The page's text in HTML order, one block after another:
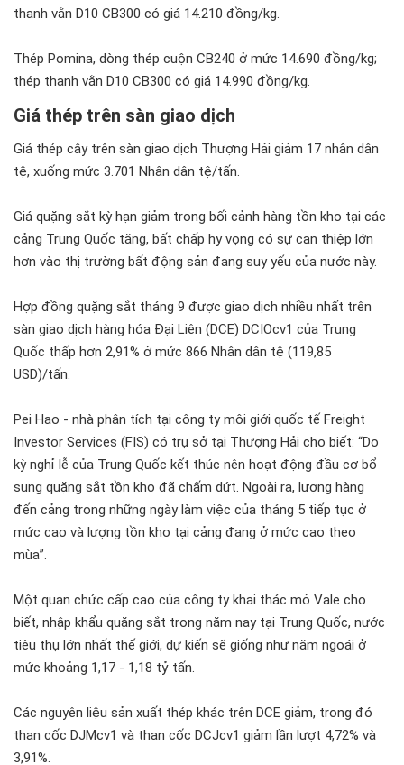
thanh vằn D10 CB300 có giá 14.210 đồng/kg.
Thép Pomina, dòng thép cuộn CB240 ở mức 14.690 đồng/kg;
thép thanh vằn D10 CB300 có giá 14.990 đồng/kg.
Giá thép trên sàn giao dịch
Giá thép cây trên sàn giao dịch Thượng Hải giảm 17 nhân dân
tệ, xuống mức 3.701 Nhân dân tệ/tấn.
Giá quặng sắt kỳ hạn giảm trong bối cảnh hàng tồn kho tại các
cảng Trung Quốc tăng, bất chấp hy vọng có sự can thiệp lớn
hơn vào thị trường bất động sản đang suy yếu của nước này.
Hợp đồng quặng sắt tháng 9 được giao dịch nhiều nhất trên
sàn giao dịch hàng hóa Đại Liên (DCE) DCIOcv1 của Trung
Quốc thấp hơn 2,91% ở mức 866 Nhân dân tệ (119,85
USD)/tấn.
Pei Hao - nhà phân tích tại công ty môi giới quốc tế Freight
Investor Services (FIS) có trụ sở tại Thượng Hải cho biết: “Do
kỳ nghỉ lễ của Trung Quốc kết thúc nên hoạt động đầu cơ bổ
sung quặng sắt tồn kho đã chấm dứt. Ngoài ra, lượng hàng
đến cảng trong những ngày làm việc của tháng 5 tiếp tục ở
mức cao và lượng tồn kho tại cảng đang ở mức cao theo
mùa”.
Một quan chức cấp cao của công ty khai thác mỏ Vale cho
biết, nhập khẩu quặng sắt trong năm nay tại Trung Quốc, nước
tiêu thụ lớn nhất thế giới, dự kiến sẽ giống như năm ngoái ở
mức khoảng 1,17 - 1,18 tỷ tấn.
Các nguyên liệu sản xuất thép khác trên DCE giảm, trong đó
than cốc DJMcv1 và than cốc DCJcv1 giảm lần lượt 4,72% và
3,91%.